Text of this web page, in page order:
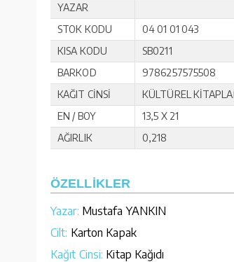
YAZAR
STOK KODU
04 01 01 043
KISA KODU
SB0211
BARKOD
9786257575508
KAĞIT CİNSİ
KÜLTÜREL
EN / BOY
13,5 X 21
AĞIRLIK
0,218
ÖZELLİKLER
Yazar: Mustafa YANKIN
Cilt: Karton Kapak
Kağıt Cinsi: Kitap Kağıdı